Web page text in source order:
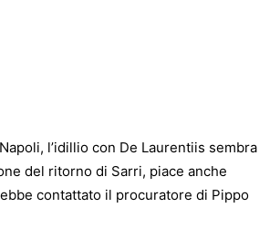
l’idillio con De Laurentiis sembra
del ritorno di Sarri, piace anche
contattato il procuratore di Pippo